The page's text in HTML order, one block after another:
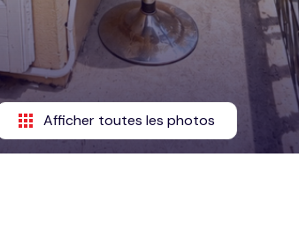
Afficher toutes les photos